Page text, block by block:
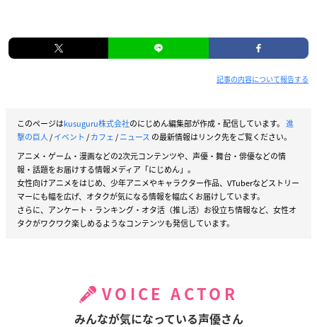
記事の内容について報告する
このページはkusuguru株式会社のにじめん編集部が作成・配信しています。 進
撃の巨人/イベント /カフェ/ニュース の最新情報はリンク先をご覧ください。
アニメ・ゲーム・漫画などの2次元コンテンツや、声優・舞台・俳優などの情
報・話題をお届けする情報メディア「にじめん」。
女性向けアニメをはじめ、少年アニメやキャラクター作品、VTuberなどストリー
マーにも幅を広げ、オタクが気になる情報を幅広くお届けしています。
さらに、アンケート・ランキング・オタ活（推し活）お役立ち情報など、女性オ
タクがワクワク楽しめるようなコンテンツも発信しています。
VOICE ACTOR
みんなが気になっている声優さん